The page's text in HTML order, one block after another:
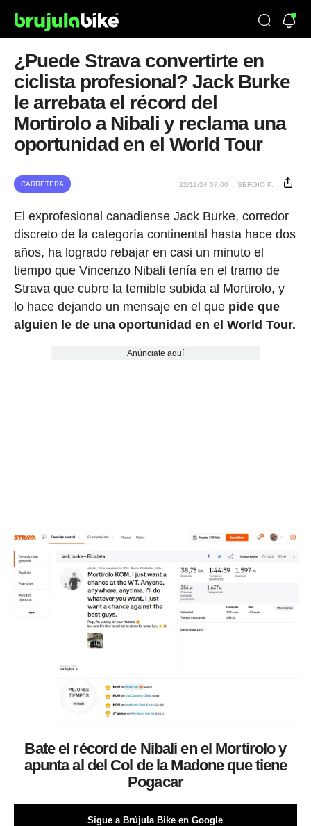
¿Puede Strava convertirte en
ciclista profesional? Jack Burke
le arrebata el récord del
Mortirolo a Nibali y reclama una
oportunidad en el World Tour
CARRETERA 22/11/24 07:00 SERGIO P.
El exprofesional canadiense Jack Burke, corredor
discreto de la categoría continental hasta hace dos
años, ha logrado rebajar en casi un minuto el
tiempo que Vincenzo Nibali tenía en el tramo de
Strava que cubre la temible subida al Mortirolo, y
lo hace dejando un mensaje en el que pide que
alguien le de una oportunidad en el World Tour.
Anúnciate aquí
Bate el récord de Nibali en el Mortirolo y
apunta al del Col de la Madone que tiene
Pogacar
Sigue a Brújula Bike en Google